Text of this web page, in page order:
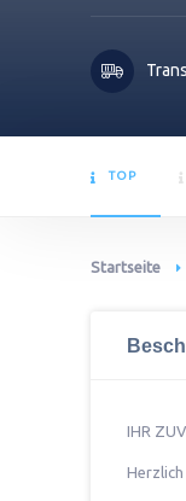
TOP
Startseite
IHR